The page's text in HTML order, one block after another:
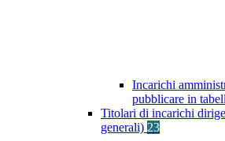
Incarichi
pubblicare in
Titolari di incarichi
generali) 23